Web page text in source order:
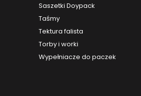
Saszetki Doypack
Taśmy
Tektura falista
Torby i worki
Wypełniacze do paczek